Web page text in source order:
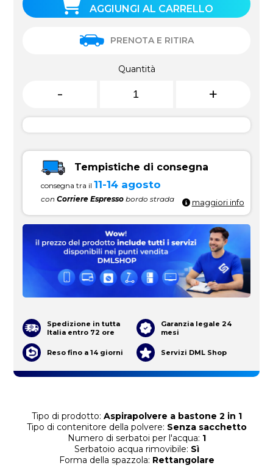
Tipo di prodotto: Aspirapolvere a bastone 2 in 1
Tipo di contenitore della polvere: Senza sacchetto
Numero di serbatoi per l'acqua: 1
Serbatoio acqua rimovibile: Sì
Forma della spazzola: Rettangolare
AGGIUNGI AL CARRELLO
PRENOTA E RITIRA
Quantità
- +
Tempistiche di consegna
consegna tra il 11-14 agosto
conCorriere Espresso bordo strada maggiori info
Spedizione in tutta
Italia entro 72 ore
Garanzia legale 24
mesi
Reso fino a 14 giorni Servizi DML Shop